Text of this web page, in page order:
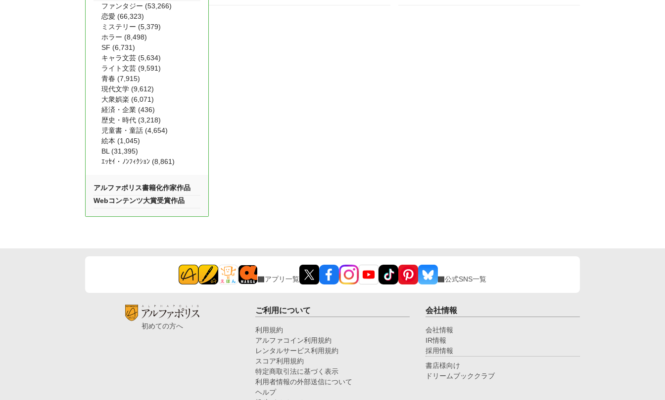
ファンタジー (53,266)
恋愛 (66,323)
ミステリー (5,379)
ホラー (8,498)
SF (6,731)
キャラ文芸 (5,634)
ライト文芸 (9,591)
青春 (7,915)
現代文学 (9,612)
大衆娯楽 (6,071)
経済・企業 (436)
歴史・時代 (3,218)
児童書・童話 (4,654)
絵本 (1,045)
BL (31,395)
ｴｯｾｲ・ﾉﾝﾌｨｸｼｮﾝ (8,861)
アルファポリス書籍化作家作品
Webコンテンツ大賞受賞作品
アプリ一覧 公式SNS一覧
初めての方へ
ご利用について
利用規約
アルファコイン利用規約
レンタルサービス利用規約
スコア利用規約
特定商取引法に基づく表示
利用者情報の外部送信について
ヘルプ
会社情報
会社情報
IR情報
採用情報
書店様向け
ドリームブッククラブ